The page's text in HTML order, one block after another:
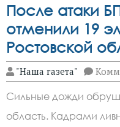
После атаки
отменили 19
Ростовской
"Наша газета"
Сильные дожди
область. Кадрами